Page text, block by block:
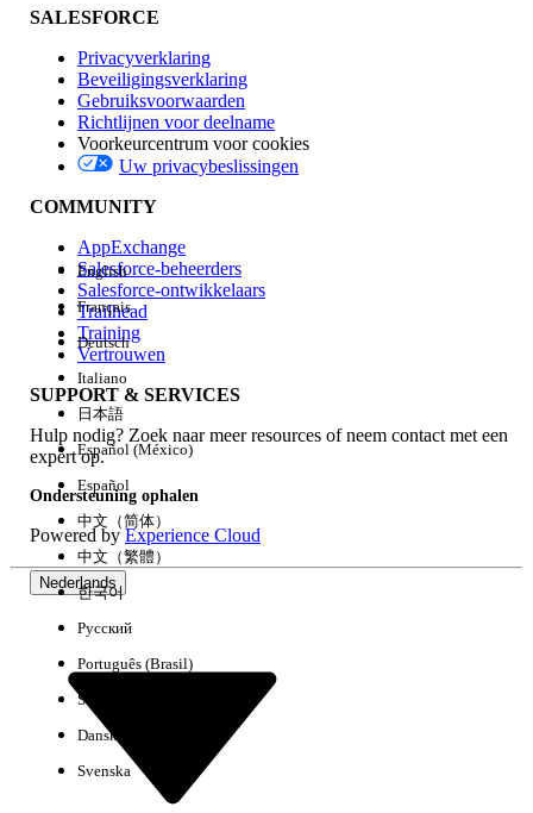
Invloed op functies
Edition
Ervaring
Alles wissen Gereed
Geen resultaten
SALESFORCE
Privacyverklaring
Beveiligingsverklaring
Gebruiksvoorwaarden
Richtlijnen voor deelname
Voorkeurcentrum voor cookies
Uw privacybeslissingen
COMMUNITY
AppExchange
Salesforce-beheerders
Salesforce-ontwikkelaars
Trailhead
Training
Vertrouwen
SUPPORT & SERVICES
Hulp nodig? Zoek naar meer resources of neem contact met een
expert op.
Ondersteuning ophalen
Powered byExperience Cloud
Nederlands
English
Français
Deutsch
Italiano
日本語
Español (México)
Español
中文（简体）
中文（繁體）
한국어
Русский
Português (Brasil)
Suomi
Dansk
Svenska